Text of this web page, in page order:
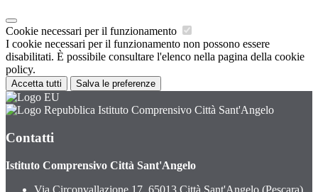
Cookie necessari per il funzionamento
I cookie necessari per il funzionamento non possono essere
disabilitati. È possibile consultare l'elenco nella pagina della cookie
policy.
Accetta tutti Salva le preferenze
Istituto Comprensivo Città Sant'Angelo
Contatti
Istituto Comprensivo Città Sant'Angelo
Via Circonvallazione 17, 65013 Città Sant'Angelo (Pescara)